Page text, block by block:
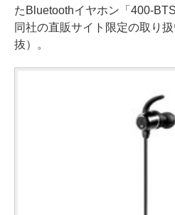
たBluetoothイヤホン「400-
同社の直販サイト限定の取り
抜）。